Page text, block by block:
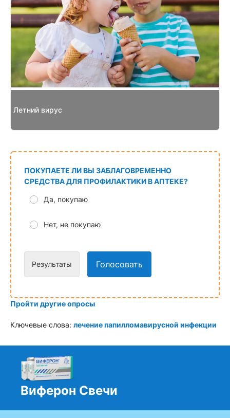
Виферон Свечи
Летний вирус
ПОКУПАЕТЕ ЛИ ВЫ ЗАБЛАГОВРЕМЕННО
СРЕДСТВА ДЛЯ ПРОФИЛАКТИКИ В АПТЕКЕ?
Да, покупаю
Нет, не покупаю
Результаты Голосовать
Пройти другие опросы
Ключевые слова: лечение папилломавирусной инфекции